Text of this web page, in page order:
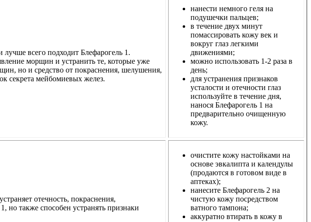
лучше всего подходит Блефарогель 1.
морщин и устранить те, которые уже
но и средство от покраснения, шелушения,
секрета мейбомиевых желез.
нанести немного геля на
подушечки пальцев;
в течение двух минут
помассировать кожу век и
вокруг глаз легкими
движениями;
можно использовать 1-2 раза в
день;
для устранения признаков
усталости и отечности глаз
используйте в течение дня,
нанося Блефарогель 1 на
предварительно очищенную
кожу.
отечность, покраснения,
но также способен устранять признаки
очистите кожу настойками на
основе эвкалипта и календулы
(продаются в готовом виде в
аптеках);
нанесите Блефарогель 2 на
чистую кожу посредством
ватного тампона;
аккуратно втирать в кожу в